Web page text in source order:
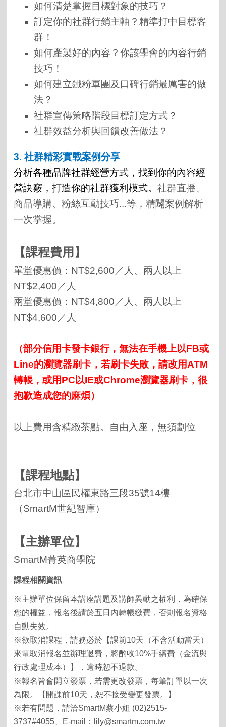
如何清楚掌握目標對象的技巧？
訂定你的社群行銷主軸？精準打中目標客
群！
如何產製好的內容？你該學會的內容行銷
技巧！
如何建立鐵粉軍團及口碑行銷最厲害的做
法？
社群宣傳策略階段目標訂定方式？
社群效益分析與回饋改善做法？
3.社群精彩實戰案例分享
分析各種品牌社群經營方式 ，找到你的內容經
營訣竅，打造你的社群獲利模式。社群直播、
商品導購、粉絲互動技巧...等，精闢案例解析
一次掌握。
【課程費用】
單堂優惠價：NT$2,600／人、兩人以上
NT$2,400／人
兩堂優惠價：NT$4,800／人、兩人以上
NT$4,600／人
（部分信用卡發卡銀行，無法在手機上以FB或
Line的瀏覽器刷卡，若刷卡失敗，請改用ATM
轉帳，或用PC以IE或Chrome瀏覽器刷卡，很
抱歉造成您的麻煩）
以上費用含精緻茶點。自由入座，無須劃位
【課程地點】
台北市中山區民權東路三段35號14樓
（SmartM世紀智庫）
【主辦單位】
SmartM菁英商學院
課程相關資訊
※主辦單位保留本講座講題及講師異動之權利，為確保
您的權益，報名後請於五日內轉帳繳費，否則報名資格
自動失效。
※欲取消課程，請務必於【課前10天（不含活動當天）
來電取消報名並辦理退費，將酌收10%手續費（金流與
行政處理成本）】，逾時恕不退款。
※報名皆會開立發票，若需更改發票，每筆訂單以一次
為限。【開課前10天，恕不接受變更發票。】
※若有問題，請洽SmartM蔡小姐 (02)2515-
3737#4055、E-mail：lily@smartm.com.tw